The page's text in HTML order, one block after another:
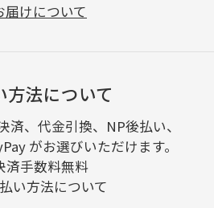
届けについて
方法について
済、代金引換、NP後払い、
がお選びいただけます。
手数料無料
い方法について